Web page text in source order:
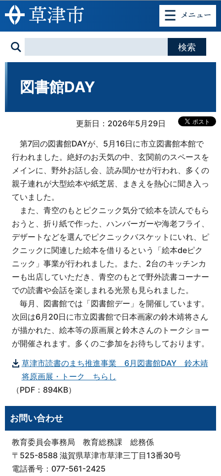
このページの本文へ移動
図書館DAY
更新日：2026年5月29日
第7回の図書館DAYが、5月16日に市立図書館本館で
行われました。絶好のお天気の中、玄関前のスペースを
メインに、野外お話し会、読み聞かせが行われ、多くの
親子連れが大型絵本や紙芝居、まきえを熱心に聞き入っ
ていました。
また、青空のもとピクニック気分で絵本を読んでもら
おうと、折り紙で作った、ハンバーガーや海老フライ、
デザートなどを選んでピクニックバスケットにいれ、ピ
クニックに関連した絵本を借りるという「絵本deピク
ニック」事業が行われました。また、2台のキッチンカ
ーも出店していただき、青空のもとで野外読書コーナー
での読書や会話を楽しまれる光景も見られました。
毎月、図書館では「図書館デー」を開催しています。
次回は6月20日に市立図書館で日本画家の鈴木靖将さん
が描かれた、絵本等の原画展と鈴木さんのトークショー
が開催されます。多くのご参加をお待ちしております。
草津市読書のまち推進事業 6月図書館DAY 鈴木靖
将原画展・トーク ちらし
（PDF：894KB）
お問い合わせ
教育委員会事務局 教育総務課 総務係
〒525-8588 滋賀県草津市草津三丁目13番30号
電話番号：077-561-2425